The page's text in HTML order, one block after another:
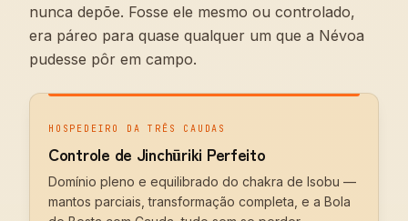
nunca depõe. Fosse ele mesmo ou controlado,
era páreo para quase qualquer um que a Névoa
pudesse pôr em campo.
HOSPEDEIRO DA TRÊS CAUDAS
Controle de Jinchūriki Perfeito
Domínio pleno e equilibrado do chakra de Isobu —
mantos parciais, transformação completa, e a Bola